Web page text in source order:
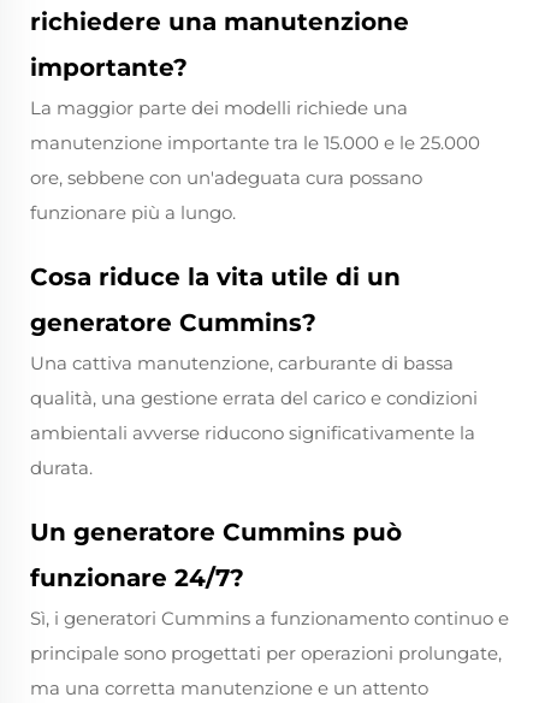
richiedere una manutenzione
importante?
La maggior parte dei modelli richiede una
manutenzione importante tra le 15.000 e le 25.000
ore, sebbene con un'adeguata cura possano
funzionare più a lungo.
Cosa riduce la vita utile di un
generatore Cummins?
Una cattiva manutenzione, carburante di bassa
qualità, una gestione errata del carico e condizioni
ambientali avverse riducono significativamente la
durata.
Un generatore Cummins può
funzionare 24/7?
Sì, i generatori Cummins a funzionamento continuo e
principale sono progettati per operazioni prolungate,
ma una corretta manutenzione e un attento